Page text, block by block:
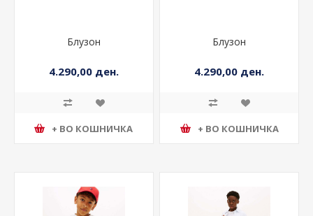
Блузон
4.290,00 ден.
+ ВО КОШНИЧКА
Блузон
4.290,00 ден.
+ ВО КОШНИЧКА